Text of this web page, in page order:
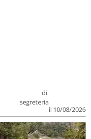
di
segreteria
il 10/08/2026